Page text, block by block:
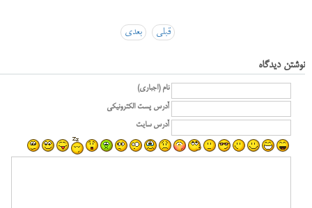
قبلی بعدی
نوشتن دیدگاه
نام (اجباری)
آدرس پست الکترونیکی
آدرس سایت